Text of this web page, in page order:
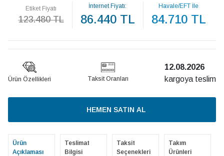
Etiket Fiyatı
123.480 TL
İnternet Fiyatı:
86.440 TL
Havale/EFT İle
84.710 TL
Ürün Özellikleri Taksit Oranları
12.08.2026
kargoya teslim
HEMEN SATIN AL
Ürün
Açıklaması
Teslimat
Bilgisi
Taksit
Seçenekleri
Takım
Ürünleri